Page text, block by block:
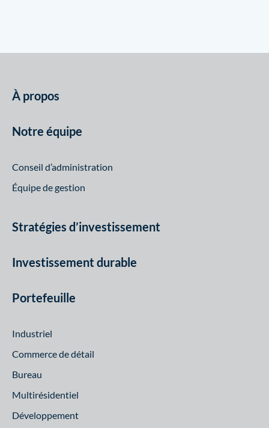
À propos
Notre équipe
Conseil d’administration
Équipe de gestion
Stratégies d’investissement
Investissement durable
Portefeuille
Industriel
Commerce de détail
Bureau
Multirésidentiel
Développement